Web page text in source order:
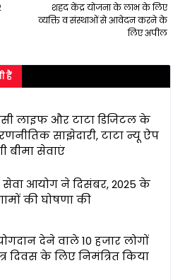
शहद केंद्र योजना के लाभ के लिए
व्यक्ति व संस्थाओं से आवेदन करने के
लिए अपील
हैं
लाइफ और टाटा डिजिटल के
साझेदारी, टाटा न्यू ऐप
बीमा सेवाएं
आयोग ने दिसंबर, 2025 के
की घोषणा की
देने वाले 10 हजार लोगों
दिवस के लिए निमंत्रित किया